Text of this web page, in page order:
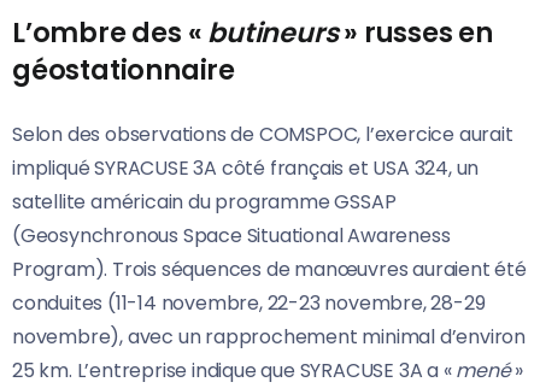
L’ombre des «butineurs» russes en
géostationnaire
Selon des observations de COMSPOC, l’exercice aurait
impliqué SYRACUSE 3A côté français et USA 324, un
satellite américain du programme GSSAP
(Geosynchronous Space Situational Awareness
Program). Trois séquences de manœuvres auraient été
conduites (11-14 novembre, 22-23 novembre, 28-29
novembre), avec un rapprochement minimal d’environ
25 km. L’entreprise indique que SYRACUSE 3A a «mené»